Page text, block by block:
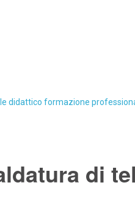
didattico formazione
di